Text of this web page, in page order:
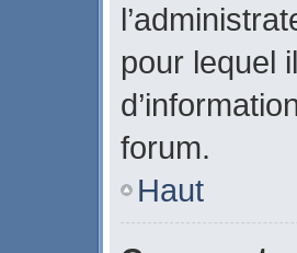
pour lequel
forum.
Haut